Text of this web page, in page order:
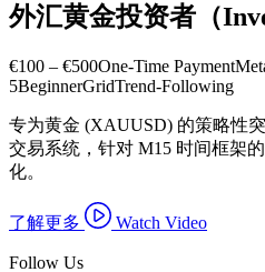
外汇黄金投资者（
€100 – €500One-Time Payment
5BeginnerGridTrend-Following
专为黄金 (XAUUSD) 的策略性
交易系统，针对 M15 时间框架
化。
了解更多 Watch Video
Follow Us